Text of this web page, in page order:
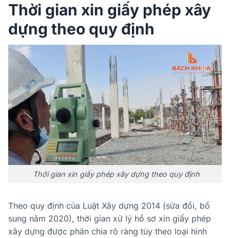
Thời gian xin giấy phép xây
dựng theo quy định
Thời gian xin giấy phép xây dựng theo quy định
Theo quy định của Luật Xây dựng 2014 (sửa đổi, bổ
sung năm 2020), thời gian xử lý hồ sơ xin giấy phép
xây dựng được phân chia rõ ràng tùy theo loại hình